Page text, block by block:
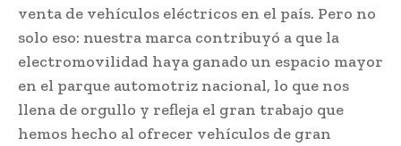
venta de vehículos eléctricos en el país. Pero no
solo eso: nuestra marca contribuyó a que la
electromovilidad haya ganado un espacio mayor
en el parque automotriz nacional, lo que nos
llena de orgullo y refleja el gran trabajo que
hemos hecho al ofrecer vehículos de gran